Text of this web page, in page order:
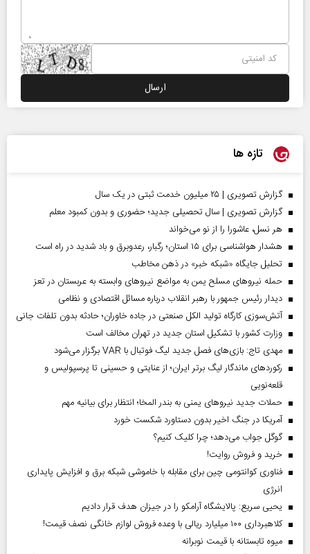
تازه ها
گزارش تصویری | ۲۵ میلیون خدمت ثبتی در یک سال
گزارش تصویری | سال تحصیلی جدید؛ حضوری و بدون کمبود معلم
هر نسل، عاشورا را از نو می‌خواند
هشدار هواشناسی برای ۱۵ استان؛ رگبار، رعدوبرق و باد شدید در راه است
تحلیل جایگاه «شبکه خبر» در ذهن مخاطب
حمله نیروهای مسلح یمن به مواضع نیروهای وابسته به عربستان در تعز
دیدار رئیس‌ جمهور با رهبر انقلاب درباره مسائل اقتصادی و نظامی
آتش‌سوزی کارگاه تولید الکل صنعتی در جاده خاوران؛ حادثه بدون تلفات جانی
وزارت کشور با تشکیل استان جدید در تهران مخالف است
مهدی تاج: بازی‌های فصل جدید لیگ فوتبال با VAR برگزار می‌شود
رکورد‌های ماندگار لیگ برتر ایران؛ از عنایتی و حسینی تا پرسپولیس و
قلعه‌نویی
حملات جدید نیروهای یمنی به بندر المخا؛ انتظار برای بیانیه مهم
آمریکا در جنگ اخیر بدون دستاورد شکست خورد
گوگل جواب می‌دهد؛ چرا کلیک کنیم؟
خرید و فروش روایت!
فناوری کوانتومی چین برای مقابله با خاموشی شبکه برق و افزایش پایداری
انرژی
یحیی سریع: پالایشگاه آرامکو را در جیزان هدف قرار دادیم
کلاهبرداری ۱۰۰ میلیارد ریالی با وعده فروش لوازم خانگی نصف قیمت!
میوه تابستانه با قیمت نوبرانه